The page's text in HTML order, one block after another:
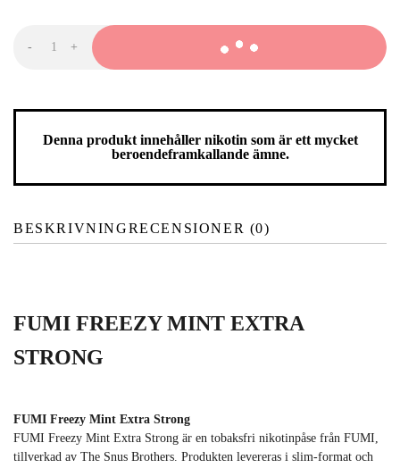
-FUMI
Strong
+
Denna produkt innehåller nikotin som är ett mycket
beroendeframkallande ämne.
BESKRIVNINGRECENSIONER (0)
FUMI FREEZY MINT EXTRA
STRONG
FUMI Freezy Mint Extra Strong
FUMI Freezy Mint Extra Strong är en tobaksfri nikotinpåse från FUMI,
tillverkad av The Snus Brothers. Produkten levereras i slim-format och